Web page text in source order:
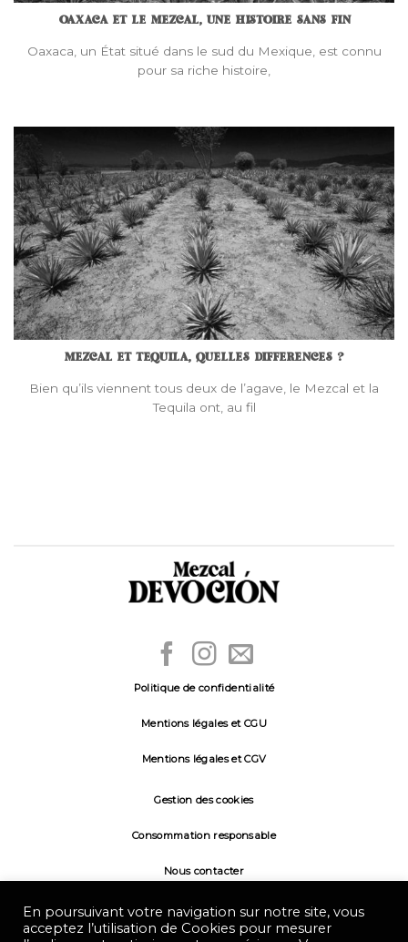
OAXACA ET LE MEZCAL, UNE HISTOIRE SANS FIN
Oaxaca, un État situé dans le sud du Mexique, est connu
pour sa riche histoire,
MEZCAL ET TEQUILA, QUELLES DIFFERENCES ?
Bien qu’ils viennent tous deux de l’agave, le Mezcal et la
Tequila ont, au fil
Politique de confidentialité
Mentions légales et CGU
Mentions légales et CGV
Gestion des cookies
Consommation responsable
Nous contacter
L'abus d'alcool est dangereux pour la santé, à
consommer avec modération.
En poursuivant votre navigation sur notre site, vous
acceptez l’utilisation de Cookies pour mesurer